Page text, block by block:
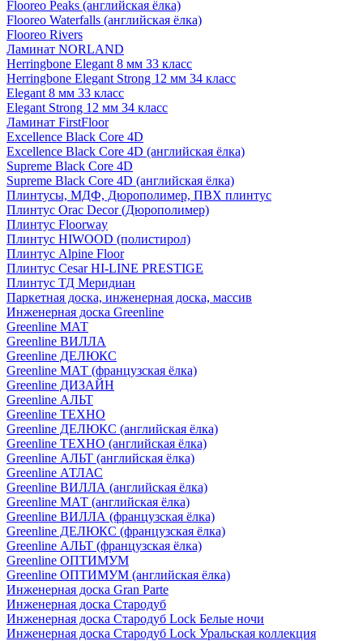
Flooreo Peaks (английская ёлка)
Flooreo Waterfalls (английская ёлка)
Flooreo Rivers
Ламинат NORLAND
Herringbone Elegant 8 мм 33 класс
Herringbone Elegant Strong 12 мм 34 класс
Elegant 8 мм 33 класс
Elegant Strong 12 мм 34 класс
Ламинат FirstFloor
Excellence Black Core 4D
Excellence Black Core 4D (английская ёлка)
Supreme Black Core 4D
Supreme Black Core 4D (английская ёлка)
Плинтусы, МДФ, Дюрополимер, ПВХ плинтус
Плинтус Orac Decor (Дюрополимер)
Плинтус Floorway
Плинтус HIWOOD (полистирол)
Плинтус Alpine Floor
Плинтус Cesar HI-LINE PRESTIGE
Плинтус ТД Меридиан
Паркетная доска, инженерная доска, массив
Инженерная доска Greenline
Greenline МАТ
Greenline ВИЛЛА
Greenline ДЕЛЮКС
Greenline МАТ (французская ёлка)
Greenline ДИЗАЙН
Greenline АЛЬТ
Greenline ТЕХНО
Greenline ДЕЛЮКС (английская ёлка)
Greenline ТЕХНО (английская ёлка)
Greenline АЛЬТ (английская ёлка)
Greenline АТЛАС
Greenline ВИЛЛА (английская ёлка)
Greenline МАТ (английская ёлка)
Greenline ВИЛЛА (французская ёлка)
Greenline ДЕЛЮКС (французская ёлка)
Greenline АЛЬТ (французская ёлка)
Greenline ОПТИМУМ
Greenline ОПТИМУМ (английская ёлка)
Инженерная доска Gran Parte
Инженерная доска Стародуб
Инженерная доска Стародуб Lock Белые ночи
Инженерная доска Стародуб Lock Уральская коллекция